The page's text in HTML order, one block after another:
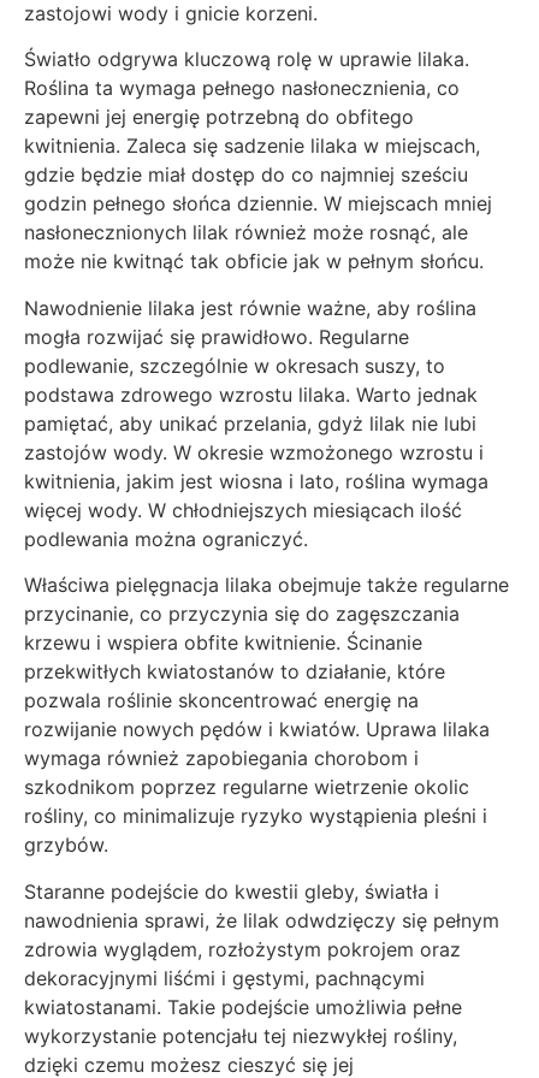
zastojowi wody i gnicie korzeni.
Światło odgrywa kluczową rolę w uprawie lilaka.
Roślina ta wymaga pełnego nasłonecznienia, co
zapewni jej energię potrzebną do obfitego
kwitnienia. Zaleca się sadzenie lilaka w miejscach,
gdzie będzie miał dostęp do co najmniej sześciu
godzin pełnego słońca dziennie. W miejscach mniej
nasłonecznionych lilak również może rosnąć, ale
może nie kwitnąć tak obficie jak w pełnym słońcu.
Nawodnienie lilaka jest równie ważne, aby roślina
mogła rozwijać się prawidłowo. Regularne
podlewanie, szczególnie w okresach suszy, to
podstawa zdrowego wzrostu lilaka. Warto jednak
pamiętać, aby unikać przelania, gdyż lilak nie lubi
zastojów wody. W okresie wzmożonego wzrostu i
kwitnienia, jakim jest wiosna i lato, roślina wymaga
więcej wody. W chłodniejszych miesiącach ilość
podlewania można ograniczyć.
Właściwa pielęgnacja lilaka obejmuje także regularne
przycinanie, co przyczynia się do zagęszczania
krzewu i wspiera obfite kwitnienie. Ścinanie
przekwitłych kwiatostanów to działanie, które
pozwala roślinie skoncentrować energię na
rozwijanie nowych pędów i kwiatów. Uprawa lilaka
wymaga również zapobiegania chorobom i
szkodnikom poprzez regularne wietrzenie okolic
rośliny, co minimalizuje ryzyko wystąpienia pleśni i
grzybów.
Staranne podejście do kwestii gleby, światła i
nawodnienia sprawi, że lilak odwdzięczy się pełnym
zdrowia wyglądem, rozłożystym pokrojem oraz
dekoracyjnymi liśćmi i gęstymi, pachnącymi
kwiatostanami. Takie podejście umożliwia pełne
wykorzystanie potencjału tej niezwykłej rośliny,
dzięki czemu możesz cieszyć się jej